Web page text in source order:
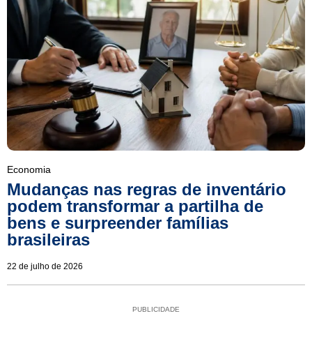
Economia
Mudanças nas regras de inventário
podem transformar a partilha de
bens e surpreender famílias
brasileiras
22 de julho de 2026
PUBLICIDADE